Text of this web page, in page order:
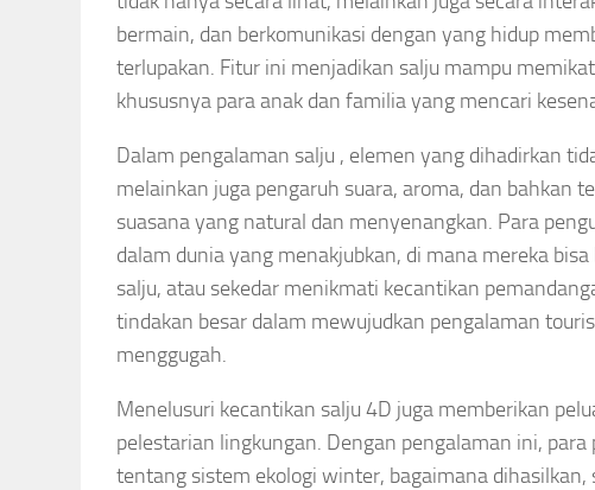
bermain, dan berkomunikasi dengan yang hidup
terlupakan. Fitur ini menjadikan salju mampu
khususnya para anak dan familia yang mencari
Dalam pengalaman salju , elemen yang dihadirkan
melainkan juga pengaruh suara, aroma, dan bahkan
suasana yang natural dan menyenangkan. Para
dalam dunia yang menakjubkan, di mana mereka
salju, atau sekedar menikmati kecantikan
tindakan besar dalam mewujudkan pengalaman
menggugah.
Menelusuri kecantikan salju 4D juga memberikan
pelestarian lingkungan. Dengan pengalaman ini,
tentang sistem ekologi winter, bagaimana